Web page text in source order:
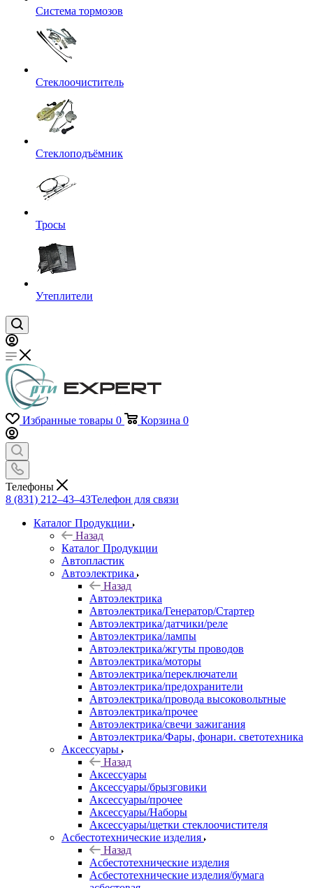
Система тормозов
Стеклоочиститель
Стеклоподъёмник
Тросы
Утеплители
Избранные товары 0 Корзина 0
Телефоны
8 (831) 212–43–43Телефон для связи
Каталог Продукции
Назад
Каталог Продукции
Автопластик
Автоэлектрика
Назад
Автоэлектрика
Автоэлектрика/Генератор/Стартер
Автоэлектрика/датчики/реле
Автоэлектрика/лампы
Автоэлектрика/жгуты проводов
Автоэлектрика/моторы
Автоэлектрика/переключатели
Автоэлектрика/предохранители
Автоэлектрика/провода высоковольтные
Автоэлектрика/прочее
Автоэлектрика/свечи зажигания
Автоэлектрика/Фары, фонари. светотехника
Аксессуары
Назад
Аксессуары
Аксессуары/брызговики
Аксессуары/прочее
Аксессуары/Наборы
Аксессуары/щетки стеклоочистителя
Асбестотехнические изделия
Назад
Асбестотехнические изделия
Асбестотехнические изделия/бумага